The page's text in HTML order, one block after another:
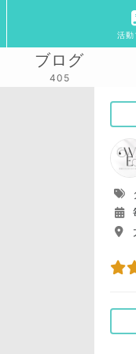
活動
ブログ
405